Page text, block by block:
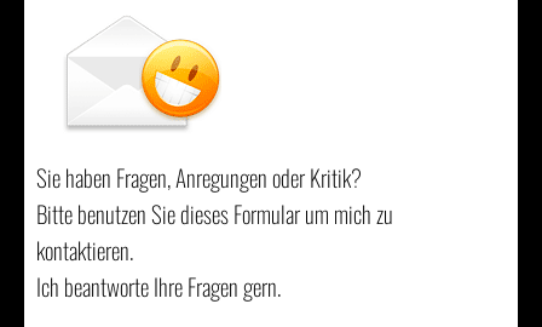
Sie haben Fragen, Anregungen oder Kritik?
Bitte benutzen Sie dieses Formular um mich zu
kontaktieren.
Ich beantworte Ihre Fragen gern.